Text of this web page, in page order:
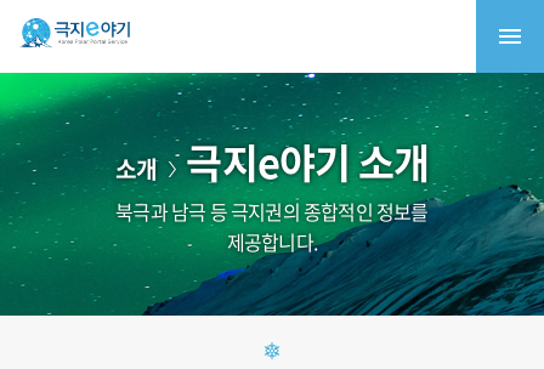
소개 극지e야기 소개
북극과 남극 등 극지권의 종합적인 정보를
제공합니다.